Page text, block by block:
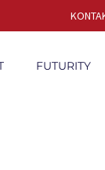
FUTURITY